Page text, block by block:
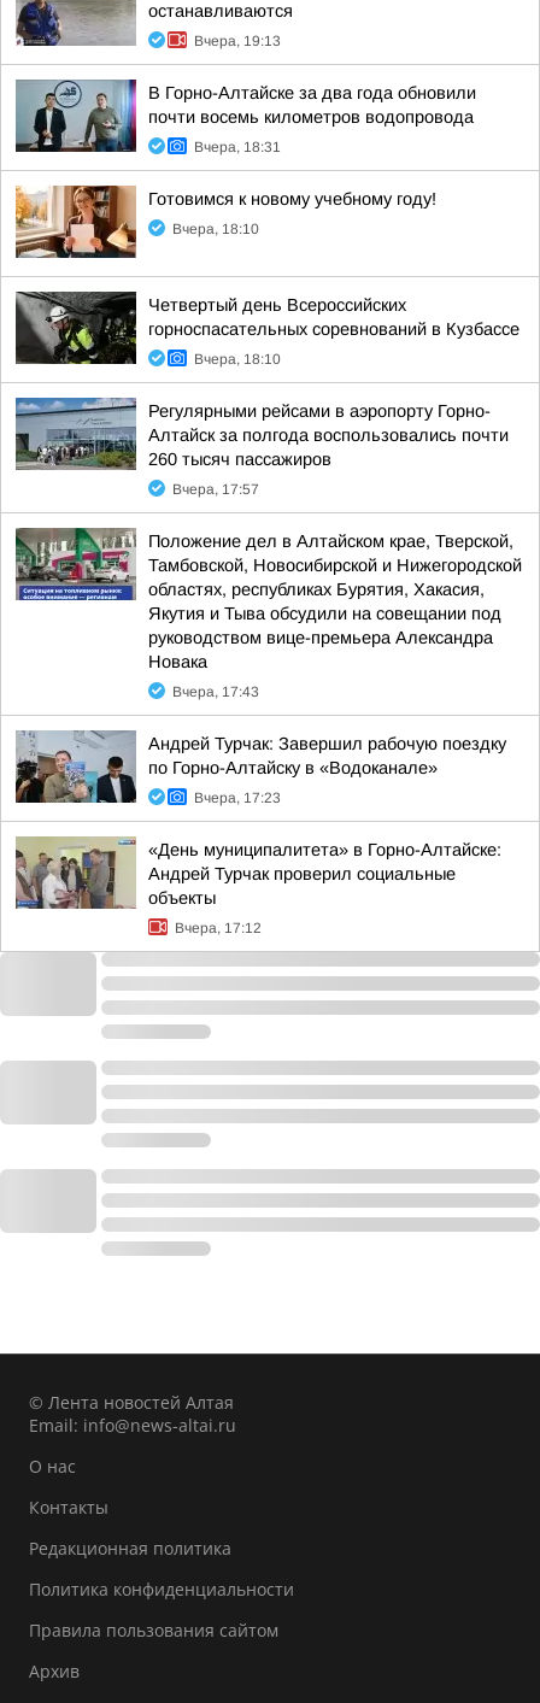
останавливаются
Вчера, 19:13
В Горно-Алтайске за два года обновили
почти восемь километров водопровода
Вчера, 18:31
Готовимся к новому учебному году!
Вчера, 18:10
Четвертый день Всероссийских
горноспасательных соревнований в Кузбассе
Вчера, 18:10
Регулярными рейсами в аэропорту Горно-
Алтайск за полгода воспользовались почти
260 тысяч пассажиров
Вчера, 17:57
Положение дел в Алтайском крае, Тверской,
Тамбовской, Новосибирской и Нижегородской
областях, республиках Бурятия, Хакасия,
Якутия и Тыва обсудили на совещании под
руководством вице-премьера Александра
Новака
Вчера, 17:43
Андрей Турчак: Завершил рабочую поездку
по Горно-Алтайску в «Водоканале»
Вчера, 17:23
«День муниципалитета» в Горно-Алтайске:
Андрей Турчак проверил социальные
объекты
Вчера, 17:12
© Лента новостей Алтая
Email: info@news-altai.ru
О нас
Контакты
Редакционная политика
Политика конфиденциальности
Правила пользования сайтом
Архив